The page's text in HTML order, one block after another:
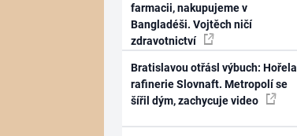
farmacii, nakupujeme v
Bangladéši. Vojtěch ničí
zdravotnictví
Bratislavou otřásl výbuch: Hořela
rafinerie Slovnaft. Metropolí se
šířil dým, zachycuje video